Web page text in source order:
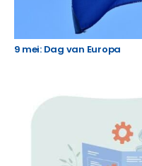
9 mei: Dag van Europa